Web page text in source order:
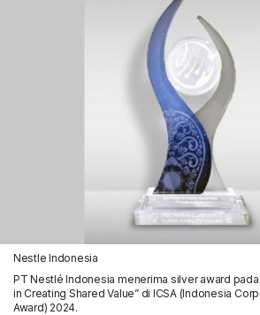
Nestle Indonesia
PT Nestlé Indonesia menerima silver award
in Creating Shared Value” di ICSA (Indonesia
Award) 2024.